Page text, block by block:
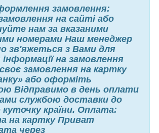
замовлення:
на сайті або
нам за вказаними
номерами Наш менеджер
зв'яжеться з Вами для
на замовлення
замовлення на картку
або оформіть
Відправимо в день оплати
службою доставки до
куточку країни. Оплата:
на картку Приват
через